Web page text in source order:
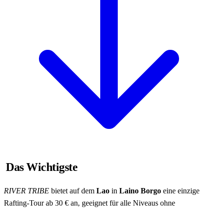
Das Wichtigste
RIVER TRIBE bietet auf dem Lao in Laino Borgo eine einzige
Rafting-Tour ab 30 € an, geeignet für alle Niveaus ohne